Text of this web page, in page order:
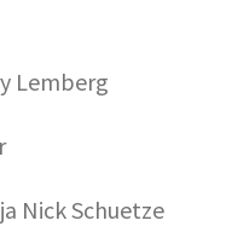
Lemberg
Nick Schuetze